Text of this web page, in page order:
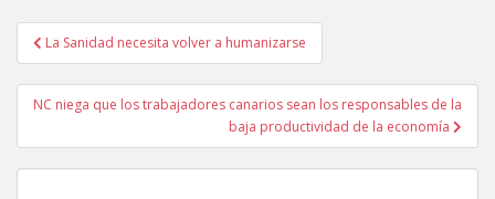
Navegación de entradas
La Sanidad necesita volver a humanizarse
NC niega que los trabajadores canarios sean los responsables de la
baja productividad de la economía